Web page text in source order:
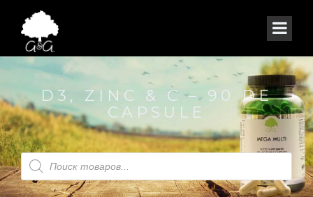
D3, ZINC & C – 90 DE
CAPSULE
Products
search